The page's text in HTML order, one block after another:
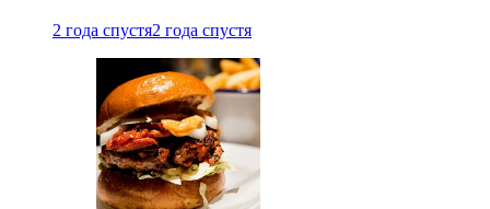
2 года спустя2 года спустя